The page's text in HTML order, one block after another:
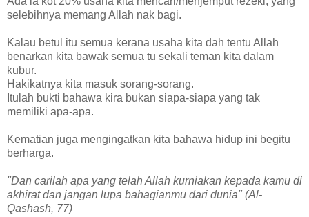
selebihnya memang Allah nak bagi.
Kalau betul itu semua kerana usaha kita dah tentu Allah
benarkan kita bawak semua tu sekali teman kita dalam
kubur.
Hakikatnya kita masuk sorang-sorang.
Itulah bukti bahawa kira bukan siapa-siapa yang tak
memiliki apa-apa.
Kematian juga mengingatkan kita bahawa hidup ini begitu
berharga.
"Dan carilah apa yang telah Allah kurniakan kepada kamu di
akhirat dan jangan lupa bahagianmu dari dunia" (Al-
Qashash, 77)